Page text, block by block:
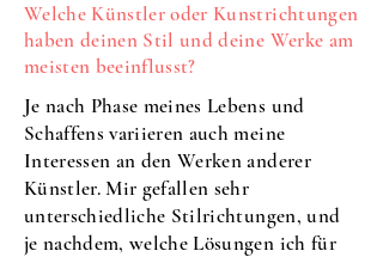
Welche Künstler oder Kunstrichtungen
haben deinen Stil und deine Werke am
meisten beeinflusst?
Je nach Phase meines Lebens und
Schaffens variieren auch meine
Interessen an den Werken anderer
Künstler. Mir gefallen sehr
unterschiedliche Stilrichtungen, und
je nachdem, welche Lösungen ich für